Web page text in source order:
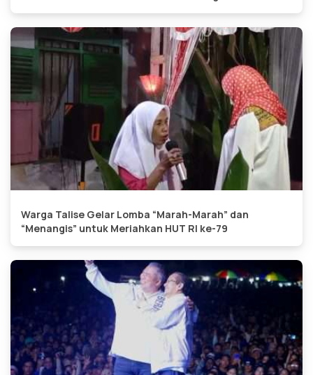
Warga Talise Gelar Lomba “Marah-Marah” dan
“Menangis” untuk Meriahkan HUT RI ke-79